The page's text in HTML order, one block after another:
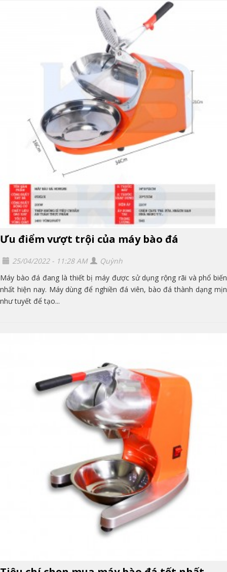
Ưu điểm vượt trội của máy bào đá
25/04/2022 - 11:28 AM
Quỳnh
Máy bào đá đang là thiết bị máy được sử dụng rộng rãi và phổ biến
nhất hiện nay. Máy dùng để nghiền đá viên, bào đá thành dạng mịn
như tuyết để tạo...